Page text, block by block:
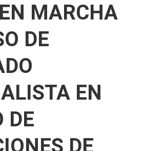
MARCHA
DE
EN
DE